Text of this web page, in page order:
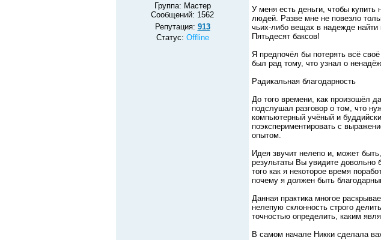
Группа: Мастер
Сообщений: 1562
Репутация: 913
Статус: Offline
У меня есть деньги, чтобы
людей. Разве мне не повезло
чьих-либо вещах в надежде найти
Пятьдесят баксов!
Я предпочёл бы потерять всё
был рад тому, что узнал о
Радикальная благодарность
До того времени, как произошёл
подслушал разговор о том, что
компьютерный учёный и
поэкспериментировать с
опытом.
Идея звучит нелепо и, может
результаты Вы увидите довольно
того как я некоторое время
почему я должен быть
Данная практика многое
нелепую склонность строго
точностью определить, каким
В самом начале Никки сделала